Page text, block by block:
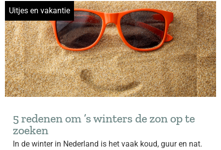
Uitjes en vakantie
5 redenen om ’s winters de zon op te
zoeken
In de winter in Nederland is het vaak koud, guur en nat.